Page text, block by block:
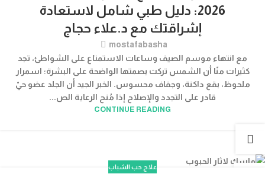
2026: دليل طبي شامل لاستعادة
إشراقتك مع د.علاء حجاج
mostafabasha
مع انتهاء موسم الصيف وساعات الاستمتاع على الشواطئ، تجد
كثيرات منّا أن الشمس تركت بصمتها الواضحة على البشرة؛ اسمرار
ملحوظ، بقع داكنة، وجفاف محسوس. الخبر الجيد أن الجلد عضو حيّ
قادر على التجدد والإصلاح إذا مُنح الرعاية الص...
CONTINUE READING
علاج حب الشباب